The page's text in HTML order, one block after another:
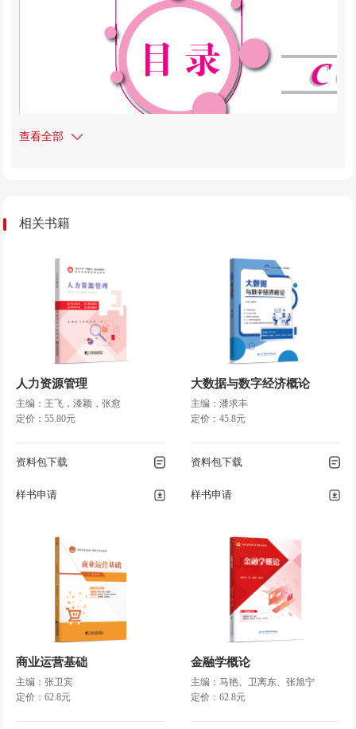
查看全部
相关书籍
人力资源管理
主编：王飞，漆颖，张愈
定价：55.80元
资料包下载
样书申请
大数据与数字经济概论
主编：潘求丰
定价：45.8元
资料包下载
样书申请
商业运营基础
主编：张卫宾
定价：62.8元
金融学概论
主编：马艳、卫离东、张旭宁
定价：62.8元